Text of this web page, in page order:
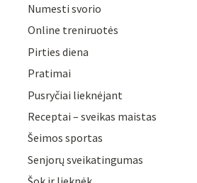
Numesti svorio
Online treniruotės
Pirties diena
Pratimai
Pusryčiai lieknėjant
Receptai – sveikas maistas
Šeimos sportas
Senjorų sveikatingumas